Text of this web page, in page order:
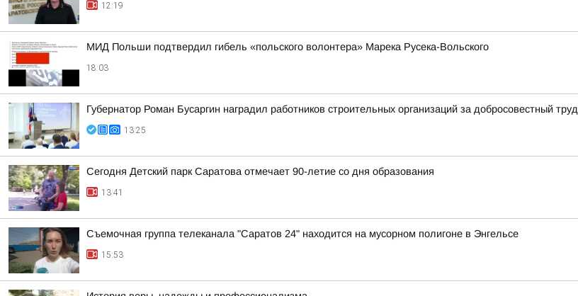
12:19
МИД Польши подтвердил гибель «польского волонтера» Марека Русека-Вольского
18:03
Губернатор Роман Бусаргин наградил работников строительных организаций за добросовестный труд
13:25
Сегодня Детский парк Саратова отмечает 90-летие со дня образования
13:41
Съемочная группа телеканала "Саратов 24" находится на мусорном полигоне в Энгельсе
15:53